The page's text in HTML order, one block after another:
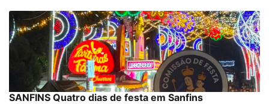
SANFINS Quatro dias de festa em Sanfins